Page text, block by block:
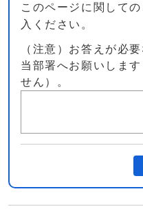
このページに関して
入ください。
（注意）お答えが必
当部署へお願いしま
せん）。